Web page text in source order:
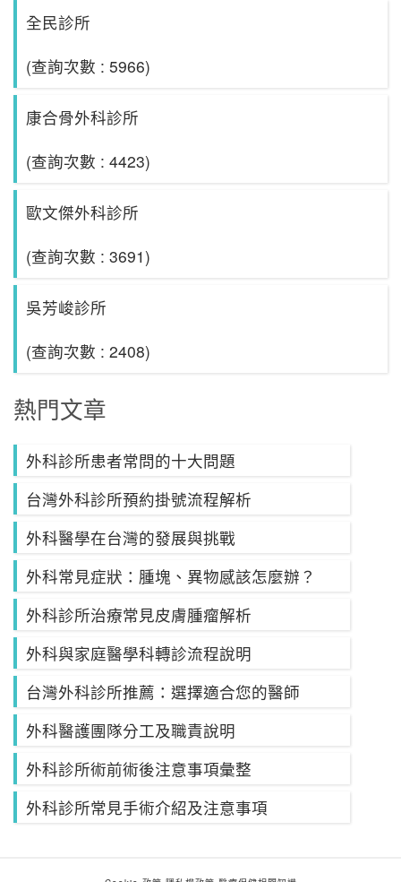
全民診所
(查詢次數 : 5966)
康合骨外科診所
(查詢次數 : 4423)
歐文傑外科診所
(查詢次數 : 3691)
吳芳峻診所
(查詢次數 : 2408)
熱門文章
外科診所患者常問的十大問題
台灣外科診所預約掛號流程解析
外科醫學在台灣的發展與挑戰
外科常見症狀：腫塊、異物感該怎麼辦？
外科診所治療常見皮膚腫瘤解析
外科與家庭醫學科轉診流程說明
台灣外科診所推薦：選擇適合您的醫師
外科醫護團隊分工及職責說明
外科診所術前術後注意事項彙整
外科診所常見手術介紹及注意事項